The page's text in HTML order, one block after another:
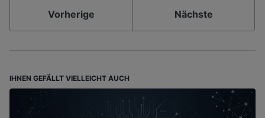
Vorherige Nächste
IHNEN GEFÄLLT VIELLEICHT AUCH